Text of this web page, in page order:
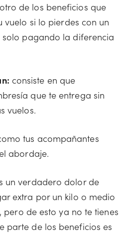
otro de los beneficios que
vuelo si lo pierdes con un
pagando la diferencia
consiste en que
que te entrega sin
vuelos.
tus acompañantes
abordaje.
un verdadero dolor de
extra por un kilo o medio
de esto ya no te tienes
parte de los beneficios es